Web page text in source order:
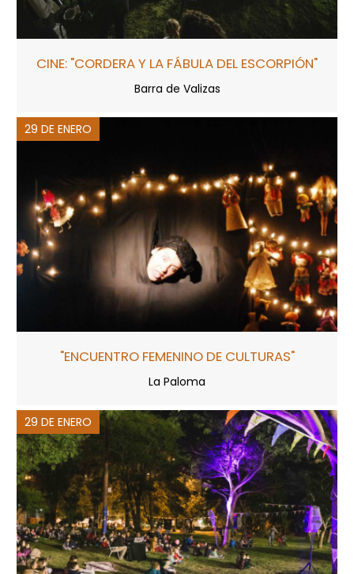
CINE: "CORDERA Y LA FÁBULA DEL ESCORPIÓN"
Barra de Valizas
29 DE ENERO
"ENCUENTRO FEMENINO DE CULTURAS"
La Paloma
29 DE ENERO